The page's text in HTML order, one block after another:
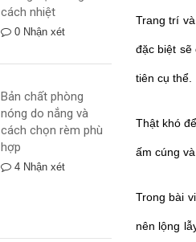
Trang trí
đặc biệt
tiên cụ thể.
Thật khó
ấm cúng
Trong bài
nên lộng
cách nhiệt
0 Nhận xét
Bản chất phòng
nóng do nắng và
cách chọn rèm phù
hợp
4 Nhận xét